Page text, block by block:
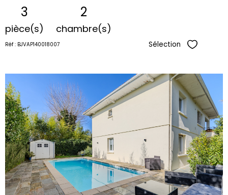
3
pièce(s)
2
chambre(s)
Réf : BJVAP140018007 Sélection
voir le
bien